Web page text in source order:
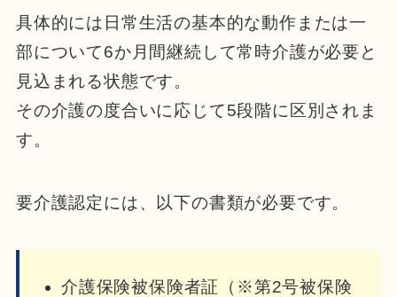
具体的には日常生活の基本的な動作または一
部について6か月間継続して常時介護が必要と
見込まれる状態です。
その介護の度合いに応じて5段階に区別されま
す。
要介護認定には、以下の書類が必要です。
介護保険被保険者証（※第2号被保険